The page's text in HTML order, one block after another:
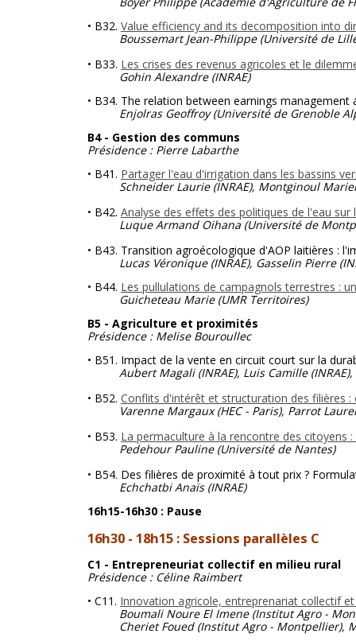
• B32. Value efficiency and its decomposition into
Boussemart Jean-Philippe (Université de
• B33. Les crises des revenus agricoles et le
Gohin Alexandre (INRAE)
• B34. The relation between earnings
Enjolras Geoffroy (Université de Grenoble
B4 - Gestion des communs
Présidence : Pierre Labarthe
• B41. Partager l'eau d'irrigation dans les bassins
Schneider Laurie (INRAE), Montginoul
• B42. Analyse des effets des politiques de l'eau
Luque Armand Oihana (Université de
• B43. Transition agroécologique d'AOP laitières :
Lucas Véronique (INRAE), Gasselin Pierre
• B44. Les pullulations de campagnols terrestres :
Guicheteau Marie (UMR Territoires)
B5 - Agriculture et proximités
Présidence : Melise Bouroullec
• B51. Impact de la vente en circuit court sur la
Aubert Magali (INRAE), Luis Camille
• B52. Conflits d'intérêt et structuration des filières
Varenne Margaux (HEC - Paris), Parrot
• B53. La permaculture à la rencontre des citoyens
Pedehour Pauline (Université de Nantes)
• B54. Des filières de proximité à tout prix ?
Echchatbi Anaïs (INRAE)
16h15-16h30 : Pause
16h30 - 18h15 : Sessions parallèles C
C1 - Entrepreneuriat collectif en milieu rural
Présidence : Céline Raimbert
• C11. Innovation agricole, entreprenariat collectif
Boumali Noure El Imene (Institut Agro -
Cheriet Foued (Institut Agro - Montpellier),